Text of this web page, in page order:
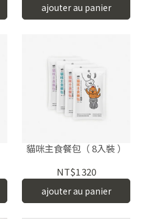
ajouter au panier
貓咪主食餐包（ 8入裝 ）
NT$1 320
ajouter au panier